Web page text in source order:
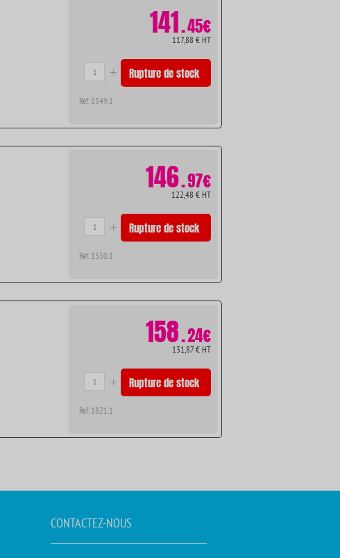
141.45€
117,88 € HT
Rupture de stock
Ref. 1349.1
146.97€
122,48 € HT
Rupture de stock
Ref. 1350.1
158.24€
131,87 € HT
Rupture de stock
Ref. 1821.1
CONTACTEZ-NOUS